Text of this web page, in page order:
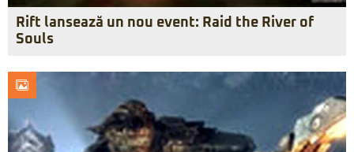
Rift lansează un nou event: Raid the River of
Souls